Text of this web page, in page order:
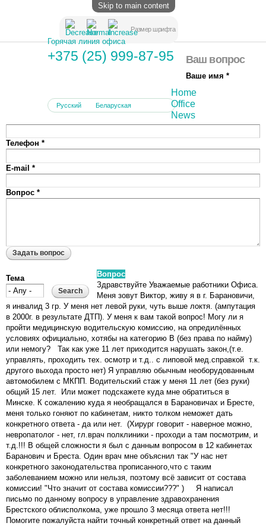
Skip to main content
Размер шрифта
Горячая линия офиса
+375 (25) 999-87-95
Русский Беларуская
Home
Office
News
Ваш вопрос
Ваше имя *
Телефон *
E-mail *
Вопрос *
Тема
Вопрос
Здравствуйте Уважаемые работники Офиса.
Меня зовут Виктор, живу я в г. Барановичи,
я инвалид 3 гр. У меня нет левой руки, чуть выше локтя. (ампутация
в 2000г. в результате ДТП). У меня к вам такой вопрос! Могу ли я
пройти медицинскую водительскую комиссию, на опредилённых
условиях официально, хотябы на категорию В (без права по найму)
или немогу? Так как уже 11 лет приходится нарушать закон,(т.е.
управлять, проходить тех. осмотр и т.д.. с липовой мед.справкой т.к.
другого выхода просто нет) Я управляю обычным необорудованным
автомобилем с МКПП. Водительский стаж у меня 11 лет (без руки)
общий 15 лет. Или может подскажете куда мне обратиться в
Минске. К сожалению куда я необращался в Барановичах и Бресте,
меня только гоняют по кабинетам, никто толком неможет дать
конкретного ответа - да или нет. (Хирург говорит - наверное можно,
невропатолог - нет, гл.врач полклиники - проходи а там посмотрим, и
т.д.!!! В общей сложности я был с данным вопросом в 12 кабинетах
Баранович и Бреста. Один врач мне объяснил так "У нас нет
конкретного законодательства прописанного,что с таким
заболеванием можно или нельзя, поэтому всё зависит от состава
комиссии! "Что значит от состава комиссии???" ) Я написал
письмо по данному вопросу в управление здравохранения
Брестского облисполкома, уже прошло 3 месяца ответа нет!!!
Помогите пожалуйста найти точный конкретный ответ на данный